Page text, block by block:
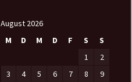
August 2026
M
D M D F S
S
1
2
3
4 5 6 7 8
9